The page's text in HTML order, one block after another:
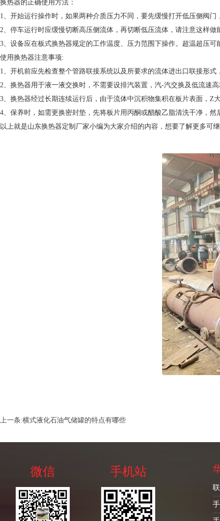
换热器的正确使用方法：
1、开始运行操作时，如果两种介质压力不同，要先缓慢打开低压侧阀门
2、停车运行时应缓慢切断高压侧流体，再切断低压流体，请注意这样做
3、设备应在板式换热器规定的工作温度、压力范围下操作。超温超压
使用换热器注意事项:
1、开机前应先检查整个管路联接系统以及所要求的流体进出口联接形
2、换热器用于液一液交换时，不需要设排汽装置，汽-汽交换及低流速
3、换热器经过长期连续运行后，由于流体中沉积物集积在板片表面，Z
4、保养时，如需更换密封垫，先将板片用丙酮或醋酸乙脂清洗干净，
以上就是山东换热器定制厂家小编为大家介绍的内容，想要了解更多可
上一条:横式液化石油气储罐的特点有哪些
微信 手机站